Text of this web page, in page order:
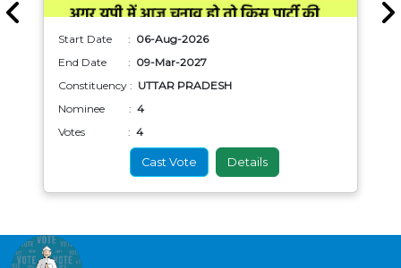
Start Date : 06-Aug-2026
End Date : 09-Mar-2027
Constituency : UTTAR PRADESH
Nominee : 4
Votes : 4
Cast Vote Details